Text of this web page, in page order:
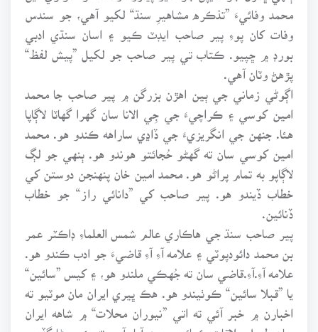
محمد وفائيءَ ”تذڪره مشاهيرِ سنڌ“ لکيو آهي، جو سندس
وفات کان پوءِ پير صاحب ايڊٽ ڪيو ۽ اسان سنڌي ادبي
بورڊ ۾ ڇپيو. ڪتاب تي پير صاحب جو لکيل ”پيش لفظ“
پڙهڻ وٽان آهي.
اڳوڻي زماني جي ٻين اهڙن بزرگن ۾ پير صاحب جا محمد
امين کوسي ۽ ڪراچيءَ جي جِي الانا سان گهرا گهاٽا لاڳاپا
هئا. جنهن جي انگريزيءَ جي ڏاڍي ساراهه ڪندو هو. محمد
امين کوسي سان ته گهڻو حُجائتو هوندو هو. ٻنهي جو لڳ
لاڳاپو به تمام پراڻو هو. محمد امين خان پنهنجن دوستن کي
خطاب ڏيندو هو. پير صاحب کي ”دانائي راز“ جو خطاب
ڏنائين.
پير صاحب سنڌ جي هاڪاري عالم شمس العلماءِ ڊاڪٽر عمر
بن محمد دائودپوٽي ۽ علامه آءِ آءِ قاضيءَ جو ادب ڪندو هو.
علامه آءِ.آءِ.قاضي سان ته جُهڪي ملندو هو، ۽ کيس ”سائين“
يا ”قبلا سائين“ ڪوٺيندو هو. هڪ ڀيري ايران مان موٽيو ته
اخبارن ۾ خبر آئي ته اتي ”نيوران محلات“ ۾ شاهه ايران
سان طويل ملاقات ڪيائين. حيدرآباد آيو، ته ٻئي ڄڻا گڏجي